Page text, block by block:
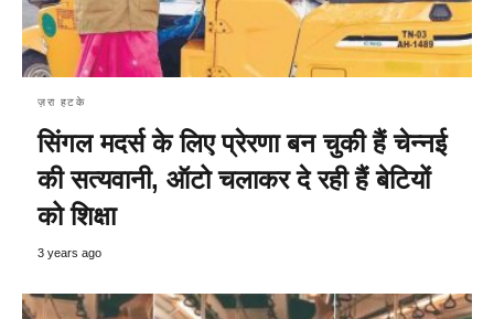
ज़रा हटके
सिंगल मदर्स के लिए प्रेरणा बन चुकी हैं चेन्नई
की सत्यवानी, ऑटो चलाकर दे रही हैं बेटियों
को शिक्षा
3 years ago